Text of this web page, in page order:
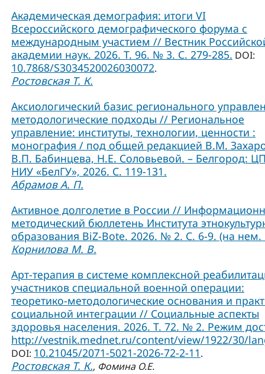
Академическая демография: итоги VI
Всероссийского демографического форума с
международным участием // Вестник
академии наук. 2026. Т. 96. № 3. С. 279-285. DOI:
10.7868/S3034520026030072.
Ростовская Т. К.
Аксиологический базис регионального
методологические подходы // Региональное
управление: институты, технологии, ценности :
монография / под общей редакцией В.М.
В.П. Бабинцева, Н.Е. Соловьевой. – Белгород:
НИУ «БелГУ», 2026. С. 119-131.
Абрамов А. П.
Активное долголетие в России //
методический бюллетень Института
образования BiZ-Bote. 2026. № 2. С. 6-9. (на нем.
Корнилова М. В.
Арт-терапия в системе комплексной
участников специальной военной операции:
теоретико-методологические основания и
социальной интеграции // Социальные аспекты
здоровья населения. 2026. Т. 72. № 2. Режим
http://vestnik.mednet.ru/content/view/1922/30/
DOI: 10.21045/2071-5021-2026-72-2-11.
Ростовская Т. К., Фомина О.Е.